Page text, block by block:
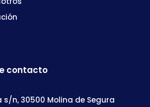
contacto
n, 30500 Molina de Segura